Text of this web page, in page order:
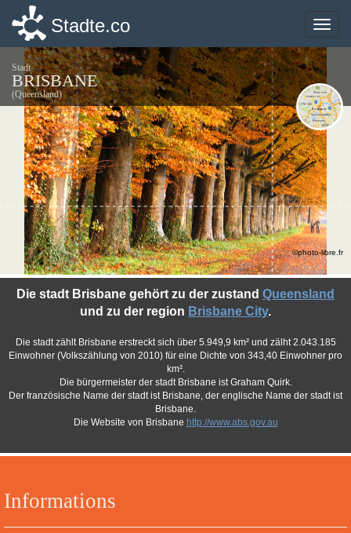
Toggle
Stadte.co
Stadt
BRISBANE
(Queensland)
Informations
Die stadt Brisbane gehört zu der zustand Queensland
und zu der region Brisbane City.
Die stadt zählt Brisbane erstreckt sich über 5.949,9 km² und zälht 2.043.185
Einwohner (Volkszählung von 2010) für eine Dichte von 343,40 Einwohner pro
km².
Die bürgermeister der stadt Brisbane ist Graham Quirk.
Der französische Name der stadt ist Brisbane, der englische Name der stadt ist
Brisbane.
Die Website von Brisbane http://www.abs.gov.au
©photo-libre.fr
Toggle
Stadte.co